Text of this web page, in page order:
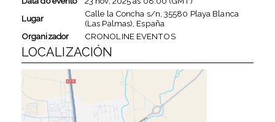
Lugar
Calle la Concha s/n, 35580 Playa Blanca
(Las Palmas), España
Organizador
CRONOLINE EVENTOS
LOCALIZACIÓN